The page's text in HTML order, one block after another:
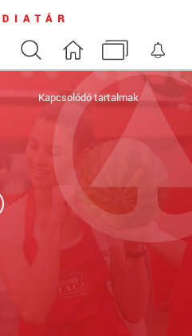
Keresés Nyitóoldal Médiatár
Kapcsolódó tartalmak